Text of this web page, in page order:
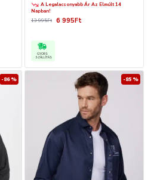
A Legalacsonyabb Ár Az Elmúlt 14
Napban!
6 995Ft
13 995Ft
GYORS
SZÁLLÍTÁS
-86 % -85 %